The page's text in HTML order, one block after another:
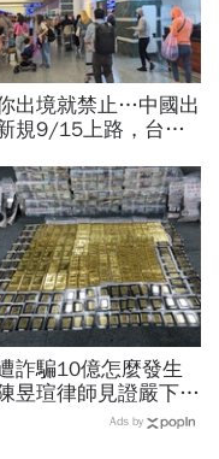
出境就禁止…中國出
規9/15上路，台灣
別注意：前例在這
詐騙10億怎麼發生
昱瑄律師見證嚴下跪
任！豪宅藏158公斤黃
Ads by